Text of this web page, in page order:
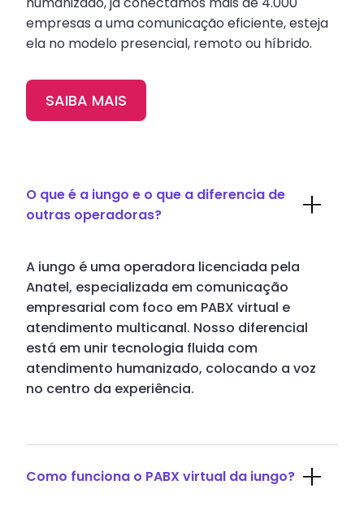
empresas a uma comunicação eficiente, esteja
ela no modelo presencial, remoto ou híbrido.
SAIBA MAIS
O que é a iungo e o que a diferencia de
outras operadoras?
A iungo é uma operadora licenciada pela
Anatel, especializada em comunicação
empresarial com foco em PABX virtual e
atendimento multicanal. Nosso diferencial
está em unir tecnologia fluida com
atendimento humanizado, colocando a voz
no centro da experiência.
Como funciona o PABX virtual da iungo?